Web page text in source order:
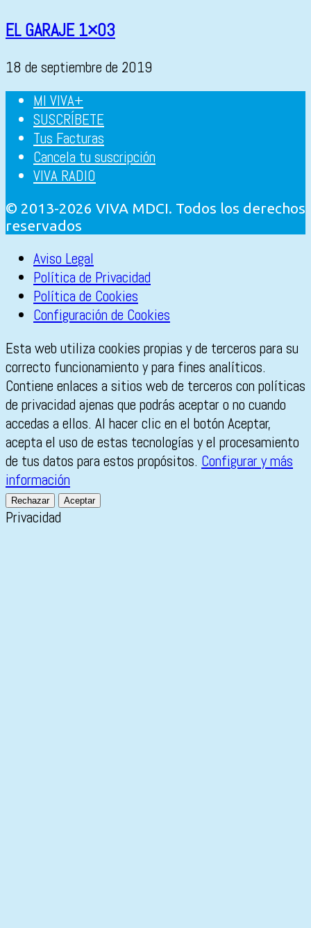
EL GARAJE 1×03
18 de septiembre de 2019
MI VIVA+
SUSCRÍBETE
Tus Facturas
Cancela tu suscripción
VIVA RADIO
© 2013-2026 VIVA MDCI. Todos los derechos
reservados
Aviso Legal
Política de Privacidad
Política de Cookies
Configuración de Cookies
Esta web utiliza cookies propias y de terceros para su
correcto funcionamiento y para fines analíticos.
Contiene enlaces a sitios web de terceros con políticas
de privacidad ajenas que podrás aceptar o no cuando
accedas a ellos. Al hacer clic en el botón Aceptar,
acepta el uso de estas tecnologías y el procesamiento
de tus datos para estos propósitos. Configurar y más
información
Rechazar Aceptar
Privacidad